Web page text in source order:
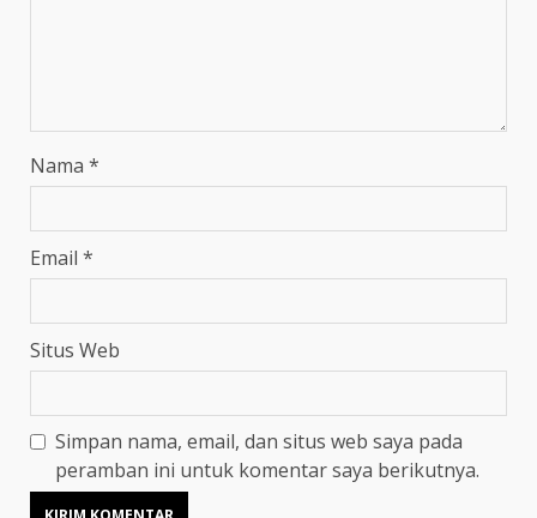
Nama *
Email *
Situs Web
Simpan nama, email, dan situs web saya pada
peramban ini untuk komentar saya berikutnya.